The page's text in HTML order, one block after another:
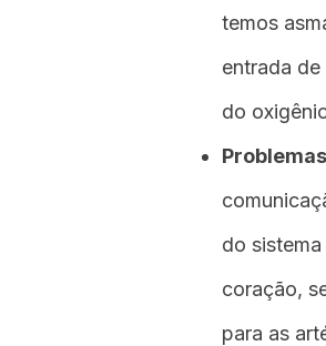
temos
entrada
do
Problemas
do
coração,
para as